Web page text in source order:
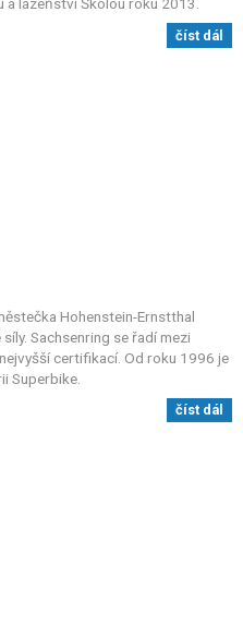
a lázeňství Školou roku 2013.
číst dál
Hohenstein-Ernstthal
Sachsenring se řadí mezi
certifikací. Od roku 1996 je
Superbike.
číst dál